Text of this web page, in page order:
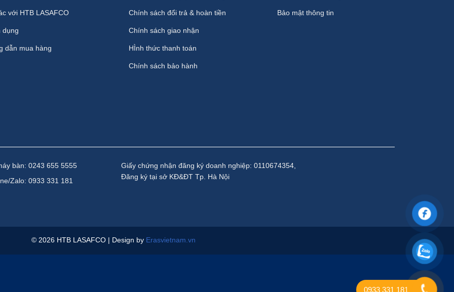
với HTB LASAFCO
dụng
dẫn mua hàng
Chính sách đổi trả & hoàn tiền
Chính sách giao nhận
HÌnh thức thanh toán
Chính sách bảo hành
Bảo mật thông tin
bàn: 0243 655 5555
Zalo: 0933 331 181
Giấy chứng nhận đăng ký doanh nghiệp: 0110674354,
Đăng ký tại sở KĐ&ĐT Tp. Hà Nội
© 2026 HTB LASAFCO | Design by Erasvietnam.vn
0933 331 181